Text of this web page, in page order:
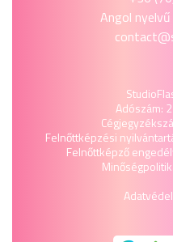
Angol
Adószám:
Felnőttképzési
Felnőttképző